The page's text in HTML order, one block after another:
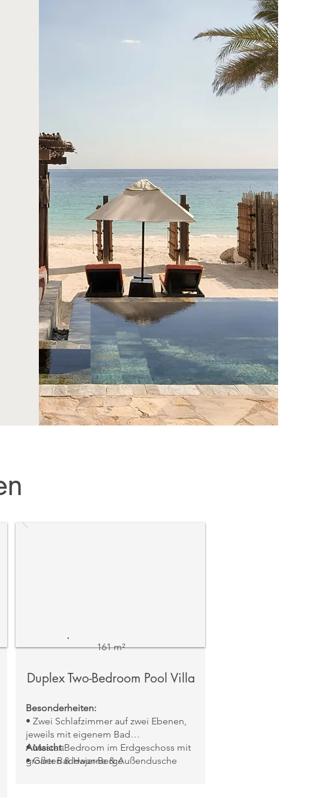
161 m²
Duplex Two-Bedroom Pool Villa
Besonderheiten:
• Zwei Schlafzimmer auf zwei Ebenen,
jeweils mit eigenem Bad
• Master-Bedroom im Erdgeschoss mit
großer Badewanne & Außendusche
Aussicht:
• Garten & Hajar-Berge